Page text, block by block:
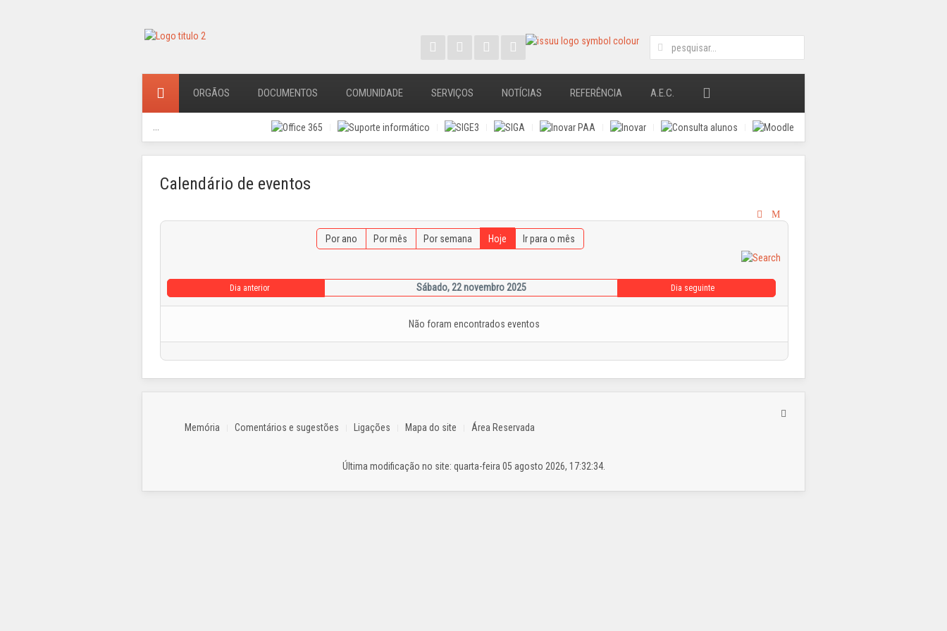
ORGÃOS DOCUMENTOS COMUNIDADE SERVIÇOS NOTÍCIAS REFERÊNCIA A.E.C.
Calendário de eventos
Por ano Por mês Por semana Hoje Ir para o mês
Dia anterior Sábado, 22 novembro 2025 Dia seguinte
Não foram encontrados eventos
Memória Comentários e sugestões Ligações Mapa do site Área Reservada
Última modificação no site: quarta-feira 05 agosto 2026, 17:32:34.